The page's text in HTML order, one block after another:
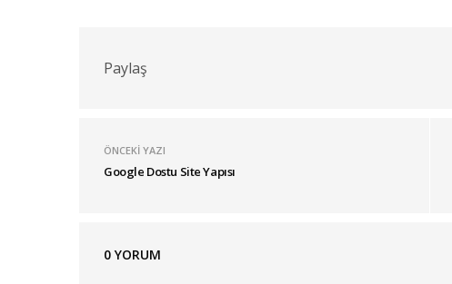
Paylaş
ÖNCEKI YAZI
Google Dostu Site Yapısı
0YORUM